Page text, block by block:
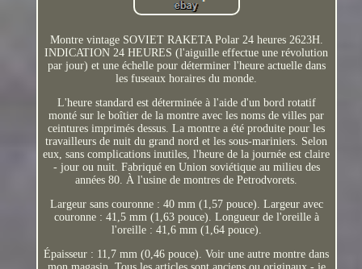
Montre vintage SOVIET RAKETA Polar 24 heures 2623H.
INDICATION 24 HEURES (l'aiguille effectue une révolution
par jour) et une échelle pour déterminer l'heure actuelle dans
les fuseaux horaires du monde.
L'heure standard est déterminée à l'aide d'un bord rotatif
monté sur le boîtier de la montre avec les noms de villes par
ceintures imprimés dessus. La montre a été produite pour les
travailleurs de nuit du grand nord et les sous-mariniers. Selon
eux, sans complications inutiles, l'heure de la journée est claire
- jour ou nuit. Fabriqué en Union soviétique au milieu des
années 80. À l'usine de montres de Petrodvorets.
Largeur sans couronne : 40 mm (1,57 pouce). Largeur avec
couronne : 41,5 mm (1,63 pouce). Longueur de l'oreille à
l'oreille : 41,6 mm (1,64 pouce).
Épaisseur : 11,7 mm (0,46 pouce). Voir une autre montre dans